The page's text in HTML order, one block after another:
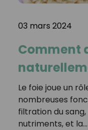
03 mars 2024
Comment
Le foie joue un
nombreuses
filtration du
nutriments, et la…